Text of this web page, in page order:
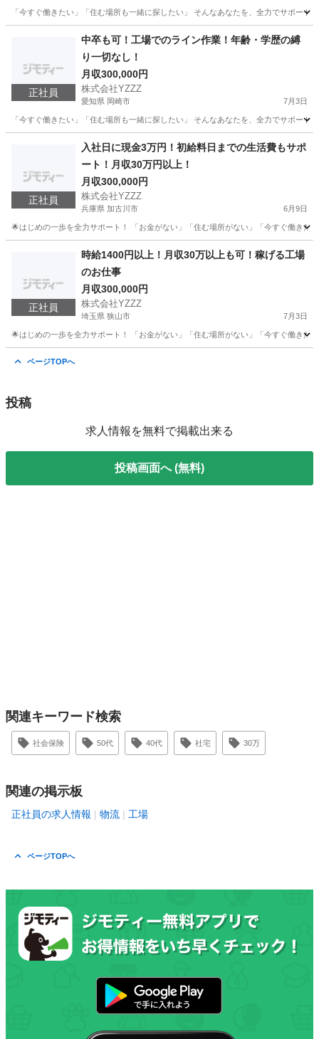
「今すぐ働きたい」「住む場所も一緒に探したい」 そんなあなたを、全力でサポー
工場 未経験
正社員
中卒も可！工場でのライン作業！年齢・学歴の縛
り一切なし！
月収300,000円
株式会社YZZZ
愛知県 岡崎市 7月3日
「今すぐ働きたい」「住む場所も一緒に探したい」 そんなあなたを、全力でサポー
工場 社会保険
正社員
入社日に現金3万円！初給料日までの生活費もサポ
ート！月収30万円以上！
月収300,000円
株式会社YZZZ
兵庫県 加古川市 6月9日
🌟はじめの一歩を全力サポート！ 「お金がない」「住む場所がない」「今すぐ働き
工場 社会保険
正社員
時給1400円以上！月収30万以上も可！稼げる工場
のお仕事
月収300,000円
株式会社YZZZ
埼玉県 狭山市 7月3日
🌟はじめの一歩を全力サポート！ 「お金がない」「住む場所がない」「今すぐ働き
ページTOPへ
投稿
求人情報を無料で掲載出来る
投稿画面へ (無料)
関連キーワード検索
社会保険 50代 40代 社宅 30万
関連の掲示板
正社員の求人情報 物流 工場
ページTOPへ